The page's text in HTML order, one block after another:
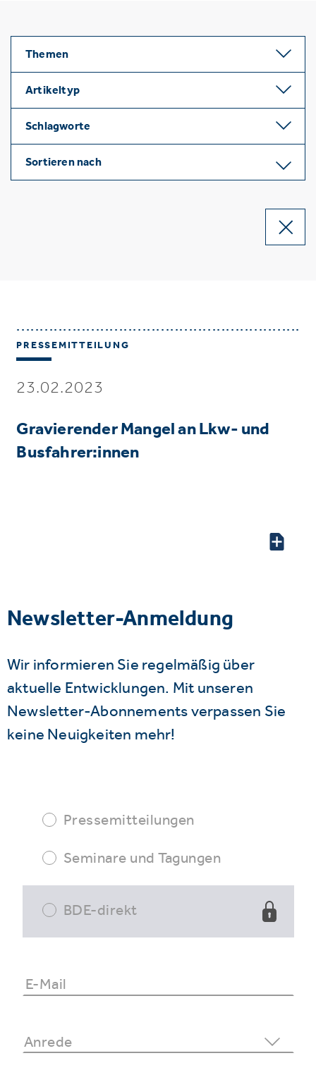
Themen
Artikeltyp
Schlagworte
Sortieren nach
PRESSEMITTEILUNG
23.02.2023
Gravierender Mangel an Lkw- und
Busfahrer:innen
Newsletter-Anmeldung
Wir informieren Sie regelmäßig über
aktuelle Entwicklungen. Mit unseren
Newsletter-Abonnements verpassen Sie
keine Neuigkeiten mehr!
Pressemitteilungen
Seminare und Tagungen
BDE-direkt